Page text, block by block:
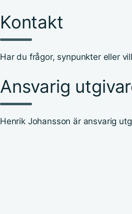
Kontakt
Har du frågor, synpunkter eller
Ansvarig
Henrik Johansson är ansvarig